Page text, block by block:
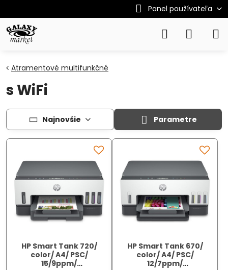
Panel používateľa
Atramentové multifunkčné
s WiFi
Najnovšie Parametre
HP Smart Tank 720/
color/ A4/ PSC/
15/9ppm/
HP Smart Tank 670/
color/ A4/ PSC/
12/7ppm/